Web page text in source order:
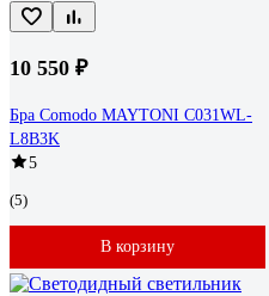
10 550 ₽
Бра Comodo MAYTONI C031WL-
L8B3K
5
(5)
В корзину